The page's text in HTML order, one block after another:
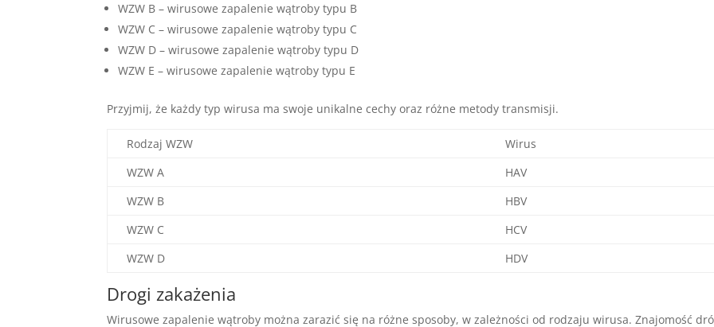
WZW B – wirusowe zapalenie wątroby typu B
WZW C – wirusowe zapalenie wątroby typu C
WZW D – wirusowe zapalenie wątroby typu D
WZW E – wirusowe zapalenie wątroby typu E
Przyjmij, że każdy typ wirusa ma swoje unikalne cechy oraz różne metody transmisji.
Rodzaj WZW
Wirus
WZW A
HAV
WZW B
HBV
WZW C
HCV
WZW D
HDV
Drogi zakażenia
Wirusowe zapalenie wątroby można zarazić się na różne sposoby, w zależności od rodzaju wirusa. Znajomość